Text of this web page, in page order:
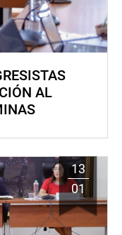
AL
13
01